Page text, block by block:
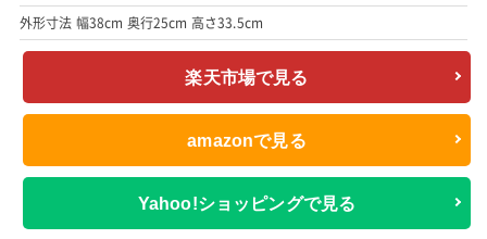
外形寸法 幅38cm 奥行25cm 高さ33.5cm
楽天市場で見る
amazonで見る
Yahoo!ショッピングで見る